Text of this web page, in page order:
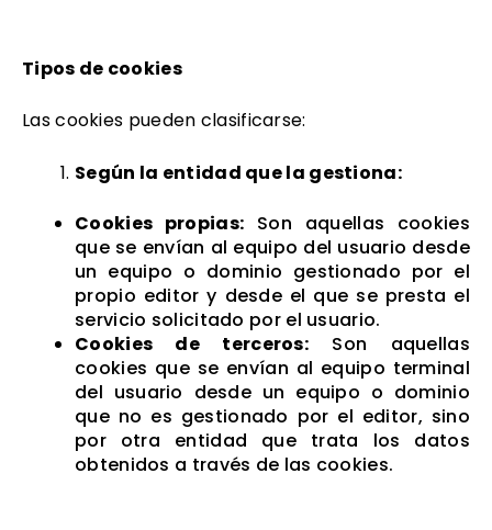
Tipos de cookies
Las cookies pueden clasificarse:
Según la entidad que la gestiona:
Cookies propias: Son aquellas cookies
que se envían al equipo del usuario desde
un equipo o dominio gestionado por el
propio editor y desde el que se presta el
servicio solicitado por el usuario.
Cookies de terceros: Son aquellas
cookies que se envían al equipo terminal
del usuario desde un equipo o dominio
que no es gestionado por el editor, sino
por otra entidad que trata los datos
obtenidos a través de las cookies.